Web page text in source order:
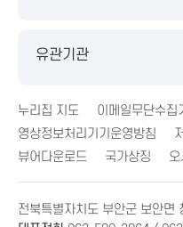
유관기관
누리집 지도 이메일무단수집
영상정보처리기기운영방침
뷰어다운로드
국가상징
전북특별자치도 부안군 보안